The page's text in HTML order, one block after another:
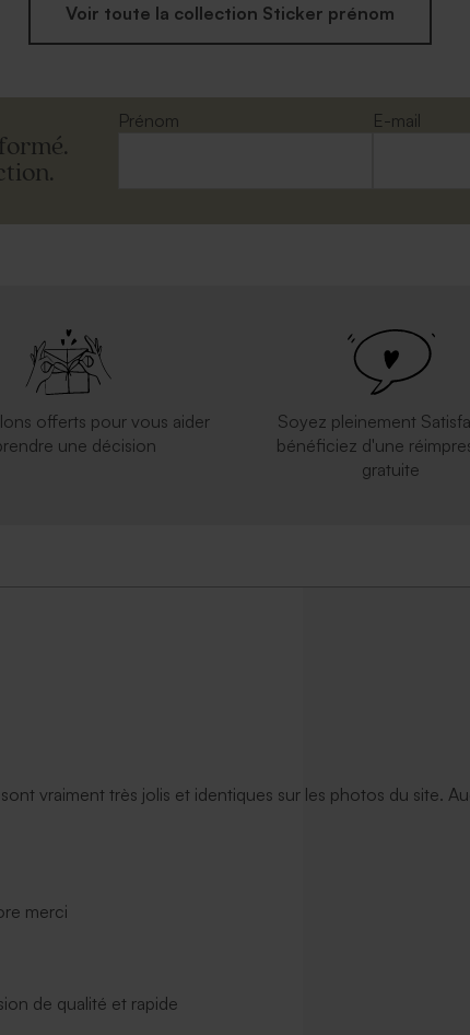
Voir toute la collection Sticker prénom
Prénom
E-mail
offerts pour vous aider
une décision
Soyez pleinement
bénéficiez d'une
gratuite
vraiment très jolis et identiques sur les photos du site.
merci
de qualité et rapide